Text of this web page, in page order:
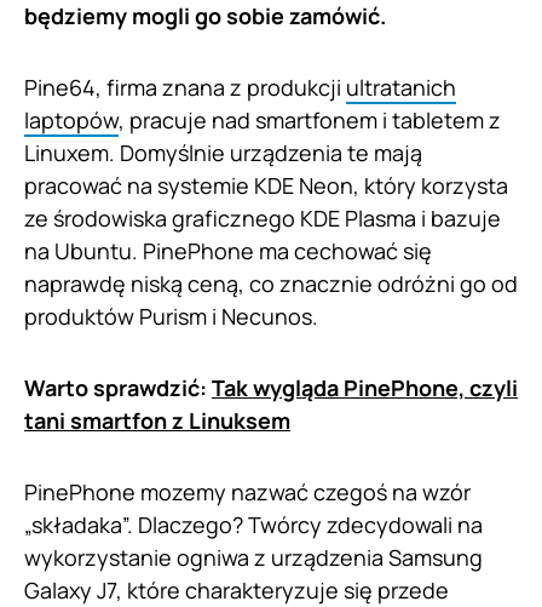
będziemy mogli go sobie zamówić.
Pine64, firma znana z produkcji ultratanich
laptopów, pracuje nad smartfonem i tabletem z
Linuxem. Domyślnie urządzenia te mają
pracować na systemie KDE Neon, który korzysta
ze środowiska graficznego KDE Plasma i bazuje
na Ubuntu. PinePhone ma cechować się
naprawdę niską ceną, co znacznie odróżni go od
produktów Purism i Necunos.
Warto sprawdzić: Tak wygląda PinePhone, czyli
tani smartfon z Linuksem
PinePhone mozemy nazwać czegoś na wzór
„składaka”. Dlaczego? Twórcy zdecydowali na
wykorzystanie ogniwa z urządzenia Samsung
Galaxy J7, które charakteryzuje się przede